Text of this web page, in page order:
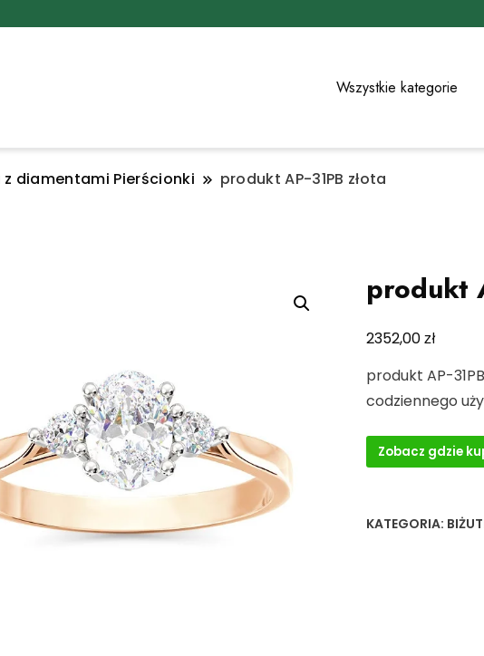
Wszystkie kategorie
z diamentami Pierścionki produkt AP-31PB złota
produkt
2352,00zł
produkt AP-
codziennego
Zobacz gdzie
KATEGORIA: